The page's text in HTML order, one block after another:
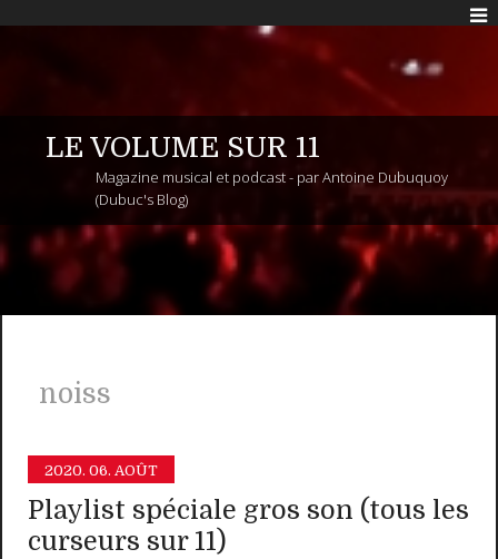
LE VOLUME SUR 11
Magazine musical et podcast - par Antoine Dubuquoy
(Dubuc's Blog)
noiss
2020. 06. AOÛT
Playlist spéciale gros son (tous les
curseurs sur 11)